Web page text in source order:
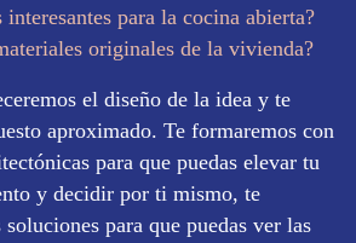
interesantes para la cocina abierta?
originales de la vivienda?
el diseño de la idea y te
aproximado. Te formaremos con
para que puedas elevar tu
y decidir por ti mismo, te
para que puedas ver las